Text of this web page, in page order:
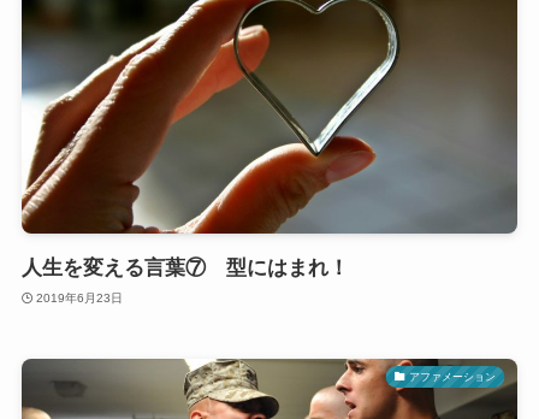
人生を変える言葉⑦ 型にはまれ！
2019年6月23日
アファメーション